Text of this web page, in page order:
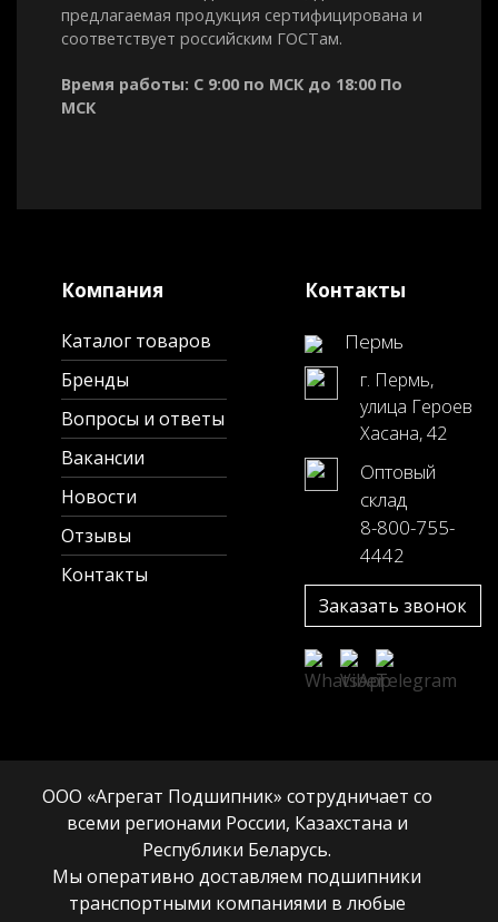
предлагаемая продукция сертифицирована и
соответствует российским ГОСТам.
Время работы: С 9:00 по МСК до 18:00 По
МСК
Компания
Каталог товаров
Бренды
Вопросы и ответы
Вакансии
Новости
Отзывы
Контакты
Контакты
Пермь
г. Пермь,
улица Героев
Хасана, 42
Оптовый
склад
8-800-755-
4442
Заказать звонок
ООО «Агрегат Подшипник» сотрудничает со
всеми регионами России, Казахстана и
Республики Беларусь.
Мы оперативно доставляем подшипники
транспортными компаниями в любые